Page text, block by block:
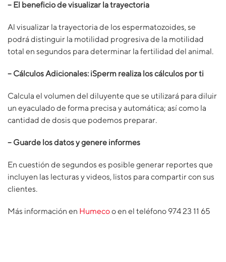
– El beneficio de visualizar la trayectoria
Al visualizar la trayectoria de los espermatozoides, se
podrá distinguir la motilidad progresiva de la motilidad
total en segundos para determinar la fertilidad del animal.
– Cálculos Adicionales: iSperm realiza los cálculos por ti
Calcula el volumen del diluyente que se utilizará para diluir
un eyaculado de forma precisa y automática; así como la
cantidad de dosis que podemos preparar.
– Guarde los datos y genere informes
En cuestión de segundos es posible generar reportes que
incluyen las lecturas y videos, listos para compartir con sus
clientes.
Más información en Humecoo en el teléfono 974 23 11 65